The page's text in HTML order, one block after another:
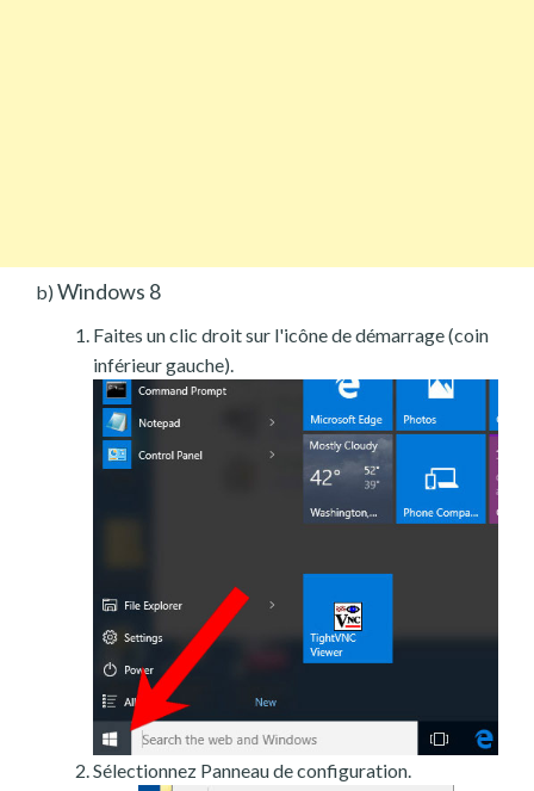
b) Windows 8
Faites un clic droit sur l'icône de démarrage (coin
inférieur gauche).
Sélectionnez Panneau de configuration.